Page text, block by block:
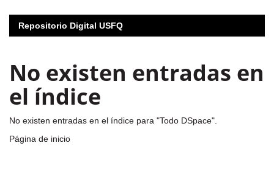
Repositorio Digital USFQ
No existen entradas en
el índice
No existen entradas en el índice para "Todo DSpace".
Página de inicio